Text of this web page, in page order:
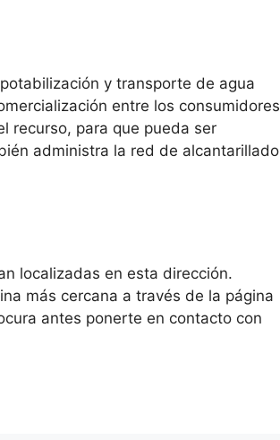
y transporte de agua
entre los consumidores
recurso, para que pueda ser
administra la red de alcantarillado
localizadas en esta dirección.
más cercana a través de la página
antes ponerte en contacto con